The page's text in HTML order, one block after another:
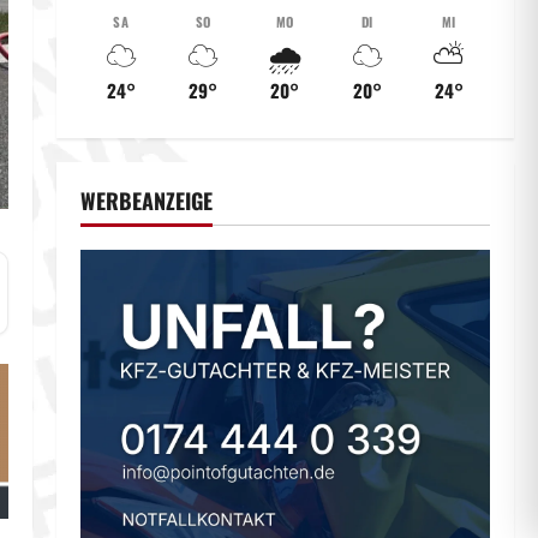
SA
☁️
24°
SO
☁️
29°
MO
🌧️
20°
DI
☁️
20°
MI
⛅
24°
WERBEANZEIGE